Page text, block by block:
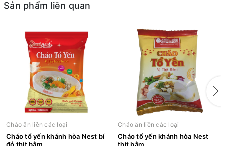
Sản phẩm liên quan
Cháo ăn liền các loại
Cháo tổ yến khánh hòa Nest bí
Cháo ăn liền các loại
Cháo tổ yến khánh hòa Nest